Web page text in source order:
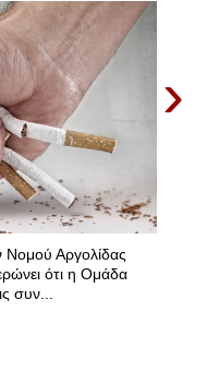
›
Αργολίδας
ότι η Ομάδα
συν...